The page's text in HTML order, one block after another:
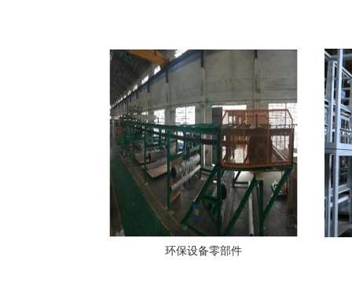
环保设备零部件